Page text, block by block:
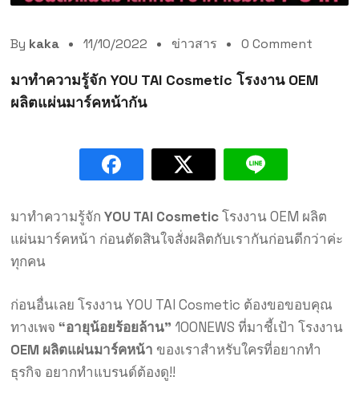
By kaka 11/10/2022 ข่าวสาร 0 Comment
มาทำความรู้จัก YOU TAI Cosmetic โรงงาน OEM
ผลิตแผ่นมาร์คหน้ากัน
มาทำความรู้จัก YOU TAI Cosmeticโรงงาน OEM ผลิต
แผ่นมาร์คหน้า ก่อนตัดสินใจสั่งผลิตกับเรากันก่อนดีกว่าค่ะ
ทุกคน
ก่อนอื่นเลย โรงงาน YOU TAI Cosmetic ต้องขอขอบคุณ
ทางเพจ “อายุน้อยร้อยล้าน” 100NEWS ที่มาชี้เป้า โรงงาน
OEM ผลิตแผ่นมาร์คหน้า ของเราสำหรับใครที่อยากทำ
ธุรกิจ อยากทำแบรนด์ต้องดู!!